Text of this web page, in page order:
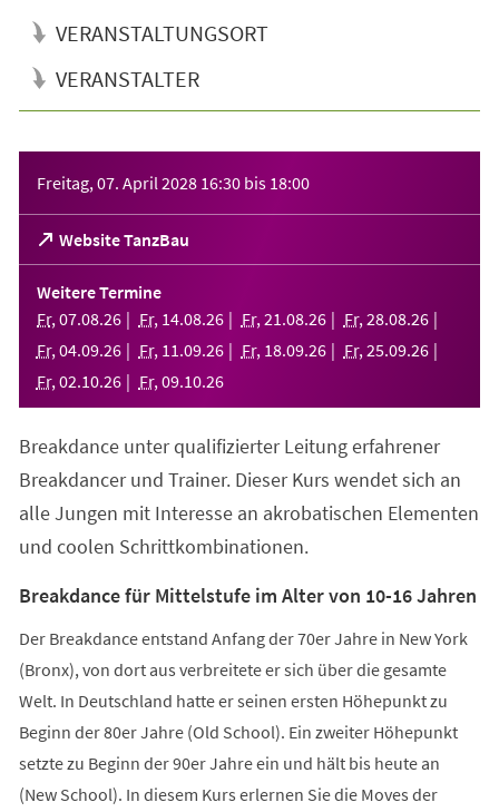
VERANSTALTUNGSORT
VERANSTALTER
Freitag, 07. April 2028 16:30 bis 18:00
Website TanzBau
(Öffnet
in
einem
neuen
Tab)
Weitere Termine
Fr, 07.08.26 Fr, 14.08.26 Fr, 21 .08.26 Fr, 28.08.26
Fr, 04.09.26 Fr, 11 .09.26 Fr, 18.09.26 Fr, 25.09.26
Fr, 02.10.26 Fr, 09.10.26
Breakdance unter qualifizierter Leitung erfahrener
Breakdancer und Trainer. Dieser Kurs wendet sich an
alle Jungen mit Interesse an akrobatischen Elementen
und coolen Schrittkombinationen.
Breakdance für Mittelstufe im Alter von 10-16 Jahren
Der Breakdance entstand Anfang der 70er Jahre in New York
(Bronx), von dort aus verbreitete er sich über die gesamte
Welt. In Deutschland hatte er seinen ersten Höhepunkt zu
Beginn der 80er Jahre (Old School). Ein zweiter Höhepunkt
setzte zu Beginn der 90er Jahre ein und hält bis heute an
(New School). In diesem Kurs erlernen Sie die Moves der